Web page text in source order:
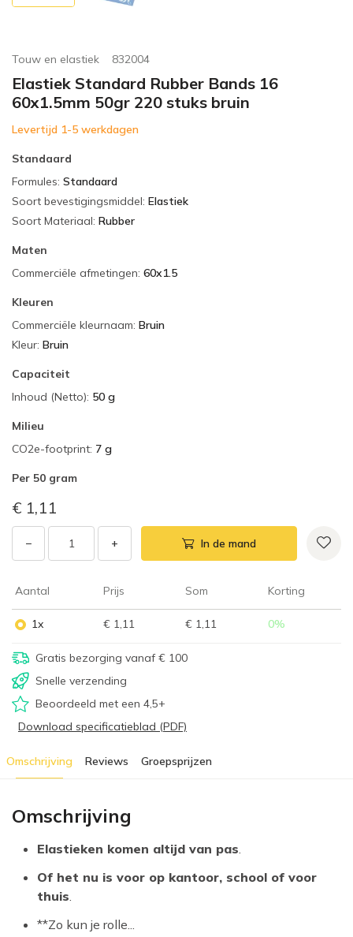
Touw en elastiek 832004
Elastiek Standard Rubber Bands 16
60x1.5mm 50gr 220 stuks bruin
Levertijd 1-5 werkdagen
Standaard
Formules: Standaard
Soort bevestigingsmiddel: Elastiek
Soort Materiaal: Rubber
Maten
Commerciële afmetingen: 60x1.5
Kleuren
Commerciële kleurnaam: Bruin
Kleur: Bruin
Capaciteit
Inhoud (Netto): 50 g
Milieu
CO2e-footprint: 7 g
Per 50 gram
€ 1,11
− + In de mand
Aantal Prijs Som Korting
1x € 1,11 € 1,11 0%
Gratis bezorging vanaf € 100
Snelle verzending
Beoordeeld met een 4,5+
Download specificatieblad (PDF)
Omschrijving Reviews Groepsprijzen
Omschrijving
Elastieken komen altijd van pas.
Of het nu is voor op kantoor, school of voor
thuis.
**Zo kun je rolle...